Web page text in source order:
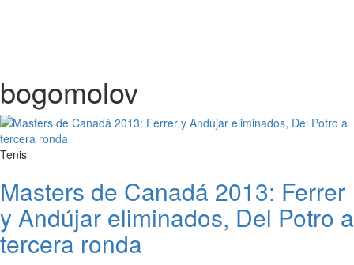
bogomolov
Tenis
Masters de Canadá 2013: Ferrer
y Andújar eliminados, Del Potro a
tercera ronda